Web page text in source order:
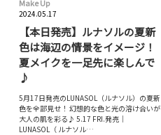
Make Up
2024.05.17
【本日発売】ルナソルの夏新
色は海辺の情景をイメージ！
夏メイクを一足先に楽しんで
♪
5月17日発売のLUNASOL（ルナソル）の夏新
色を全部見せ！ 幻想的な色と光の溶け合いが
大人の肌を彩る♪ 5.17 FRI.発売｜
LUNASOL（ ルナソル…